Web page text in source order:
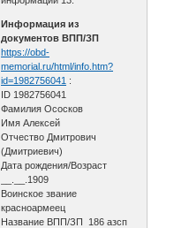
Информация из
документов ВПП/ЗП
https://obd-
memorial.ru/html/info.htm?
id=1982756041 :
ID 1982756041
Фамилия Ососков
Имя Алексей
Отчество Дмитрович
(Дмитриевич)
Дата рождения/Возраст
__.__.1909
Воинское звание
красноармеец
Название ВПП/ЗП 186 азсп